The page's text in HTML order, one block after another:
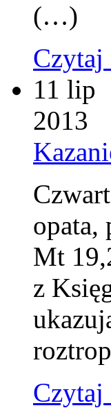
(…)
Czytaj
11 lip
2013
opata,
Mt
z
Czytaj